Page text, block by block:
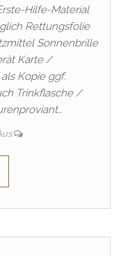
Hilfe-Material
Rettungsfolie
Sonnenbrille
Karte /
Kopie ggf.
Trinkflasche /